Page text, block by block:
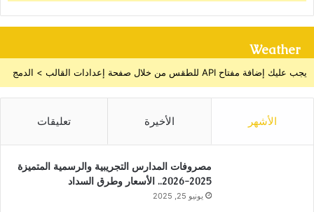
Weather
يجب عليك إضافة مفتاح API للطقس من خلال صفحة إعدادات القالب > الدمج
الأشهر الأخيرة تعليقات
مصروفات المدارس التجريبية والرسمية المتميزة
2025-2026.. الأسعار وطرق السداد
يونيو 25, 2025